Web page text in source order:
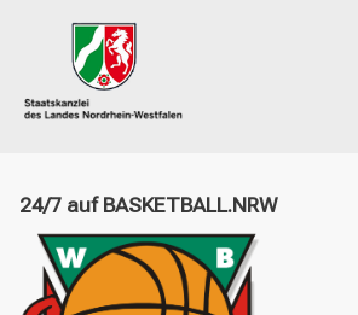
24/7 auf BASKETBALL.NRW